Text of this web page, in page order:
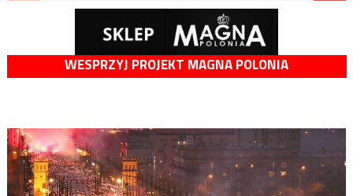
WESPRZYJ PROJEKT MAGNA POLONIA